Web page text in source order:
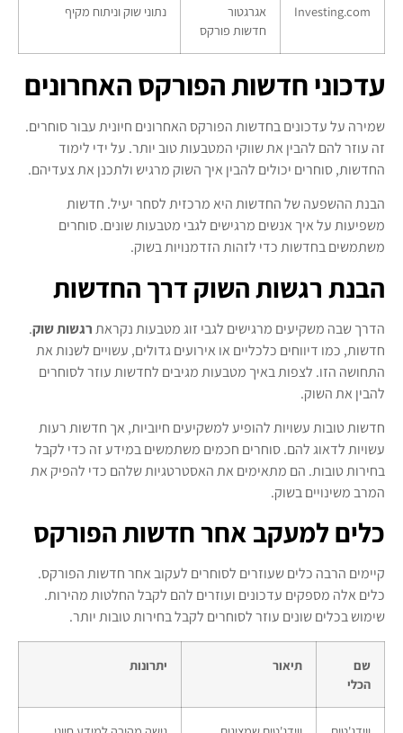
Investing.com
אגרגטור
חדשות פורקס
נתוני שוק וניתוח מקיף
עדכוני חדשות הפורקס האחרונים
שמירה על עדכונים בחדשות הפורקס האחרונים חיונית עבור סוחרים.
זה עוזר להם להבין את שווקי המטבעות טוב יותר. על ידי לימוד
החדשות, סוחרים יכולים להבין איך השוק מרגיש ולתכנן את צעדיהם.
הבנת ההשפעה של החדשות היא מרכזית לסחר יעיל. חדשות
משפיעות על איך אנשים מרגישים לגבי מטבעות שונים. סוחרים
משתמשים בחדשות כדי לזהות הזדמנויות בשוק.
הבנת רגשות השוק דרך החדשות
הדרך שבה משקיעים מרגישים לגבי זוג מטבעות נקראתרגשות שוק.
חדשות, כמו דיווחים כלכליים או אירועים גדולים, עשויים לשנות את
התחושה הזו. לצפות באיך מטבעות מגיבים לחדשות עוזר לסוחרים
להבין את השוק.
חדשות טובות עשויות להופיע למשקיעים חיוביות, אך חדשות רעות
עשויות לדאוג להם. סוחרים חכמים משתמשים במידע זה כדי לקבל
בחירות טובות. הם מתאימים את האסטרטגיות שלהם כדי להפיק את
המרב משינויים בשוק.
כלים למעקב אחר חדשות הפורקס
קיימים הרבה כלים שעוזרים לסוחרים לעקוב אחר חדשות הפורקס.
כלים אלה מספקים עדכונים ועוזרים להם לקבל החלטות מהירות.
שימוש בכלים שונים עוזר לסוחרים לקבל בחירות טובות יותר.
שם
הכלי
תיאור יתרונות